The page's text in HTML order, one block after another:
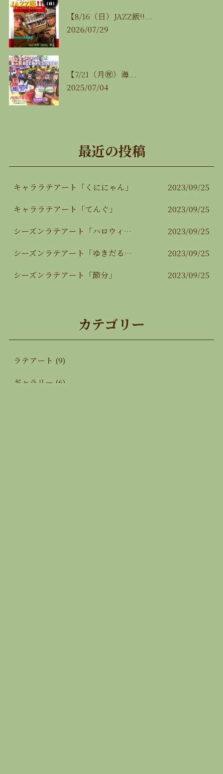
【8/16（日）JAZZ飯‼...
2026/07/29
【7/21（月㊗️）海...
2025/07/04
最近の投稿
キャララテアート「くににゃん」
2023/09/25
キャララテアート「てんぐ」
2023/09/25
シーズンラテアート「ハロウィン」
2023/09/25
シーズンラテアート「ゆきだるま」
2023/09/25
シーズンラテアート「節分」
2023/09/25
カテゴリー
ラテアート (9)
ギャラリー (6)